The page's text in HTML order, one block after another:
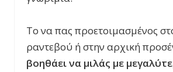
Το να πας προετοιμασμένος
ραντεβού ή στην αρχική
βοηθάει να μιλάς με